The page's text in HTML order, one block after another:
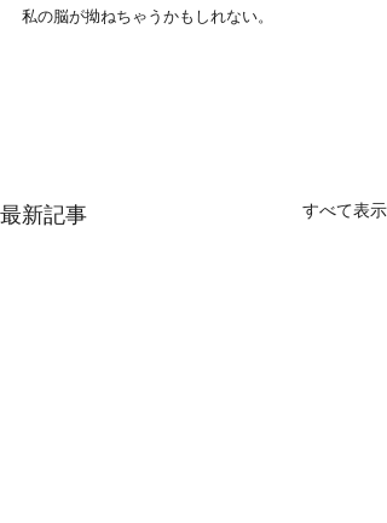
私の脳が拗ねちゃうかもしれない。
最新記事 すべて表示